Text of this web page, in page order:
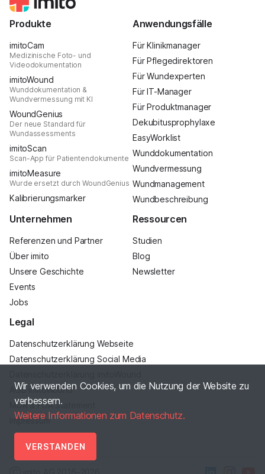
Wir verwenden Cookies, um die Nutzung der Website zu
verbessern.
Weitere Informationen zum Datenschutz.
VERSTANDEN
Produkte
imitoCam
Medizinische Foto- und
Videodokumentation
imitoWound
Wunddokumentation &
Wundvermessung mit KI
WoundGenius
Der neue Standard für
Wundassessments
imitoScan
Scan-App für Patientendokumente
imitoMeasure
Wurde ersetzt durch WoundGenius
Kalibrierungsmarker
Anwendungsfälle
Für Klinikmanager
Für Pflegedirektoren
Für Wundexperten
Für IT-Manager
Für Produktmanager
Dekubitusprophylaxe
EasyWorklist
Wunddokumentation
Wundvermessung
Wundmanagement
Wundbeschreibung
Unternehmen
Referenzen und Partner
Über imito
Unsere Geschichte
Events
Jobs
Ressourcen
Studien
Blog
Newsletter
Legal
Datenschutzerklärung Webseite
Datenschutzerklärung Social Media
AGB imitoWound
MDR & FDA Statement
Impressum